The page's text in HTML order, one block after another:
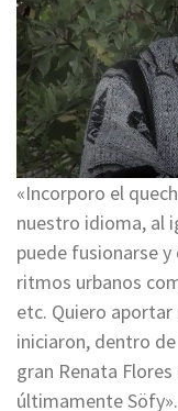
«Incorporo el
nuestro idioma, al
puede fusionarse
ritmos urbanos
etc. Quiero
iniciaron, dentro
gran Renata Flores
últimamente Söfy».